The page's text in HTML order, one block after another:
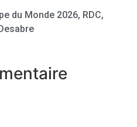
du Monde 2026, RDC,